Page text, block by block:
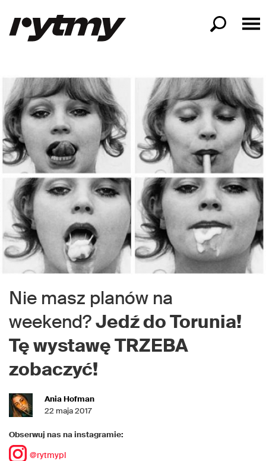
Nie masz planów na
weekend?Jedź do Torunia!
Tę wystawę TRZEBA
zobaczyć!
Ania Hofman
22 maja 2017
Obserwuj nas na instagramie:
@rytmypl